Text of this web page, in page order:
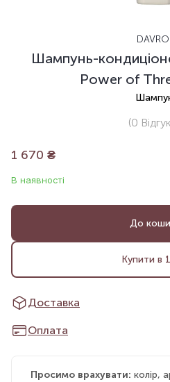
Шампунь-
Power of
(0
1 670 ₴
В наявності
До
Купити в 1
Доставка
Оплата
Просимо врахувати: колір,